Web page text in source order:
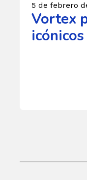
5 de febrero
Vortex